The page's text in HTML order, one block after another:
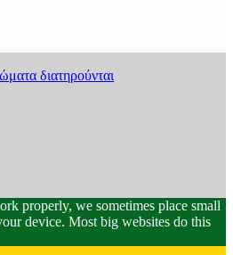
διατηρούνται
properly, we sometimes place small
device. Most big websites do this